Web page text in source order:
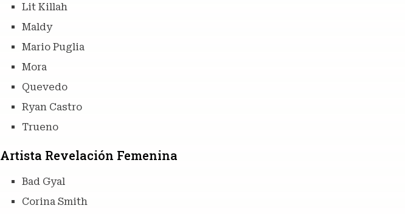
Lit Killah
Maldy
Mario Puglia
Mora
Quevedo
Ryan Castro
Trueno
Artista Revelación Femenina
Bad Gyal
Corina Smith